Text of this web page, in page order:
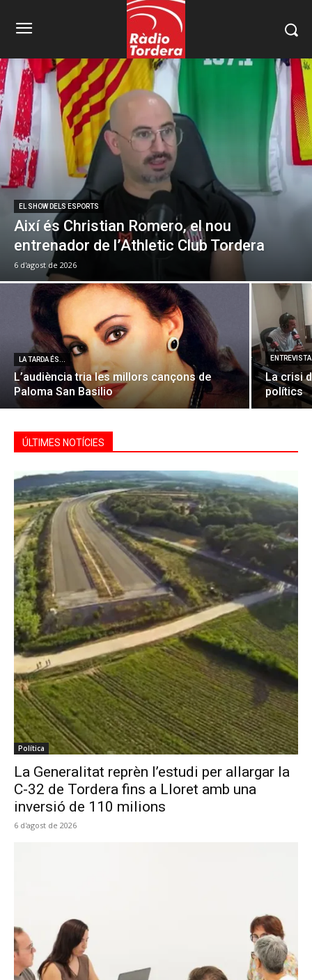
EL SHOW DELS ESPORTS
Així és Christian Romero, el nou
entrenador de l’Athletic Club Tordera
6 d'agost de 2026
LA TARDA ÉS...
L’audiència tria les millors cançons de
Paloma San Basilio
La crisi
polítics
ÚLTIMES NOTÍCIES
Política
La Generalitat reprèn l’estudi per allargar la
C-32 de Tordera fins a Lloret amb una
inversió de 110 milions
6 d'agost de 2026